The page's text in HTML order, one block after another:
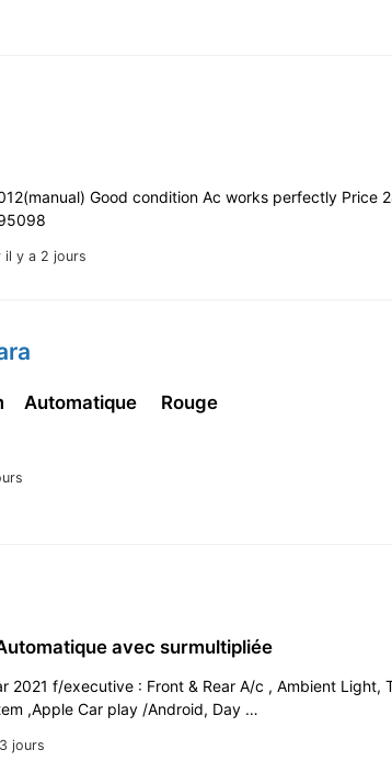
il y a 2 jours
Good condition Ac works perfectly Price
Automatique Rouge
jours
avec surmultipliée
2021 f/executive : Front & Rear A/c , Ambient Light,
,Apple Car play /Android, Day …